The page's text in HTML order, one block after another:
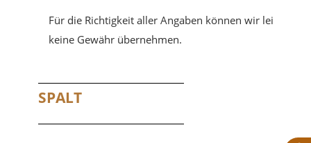
Für die Richtigkeit aller Angaben können wir leider
keine Gewähr übernehmen.
SPALT